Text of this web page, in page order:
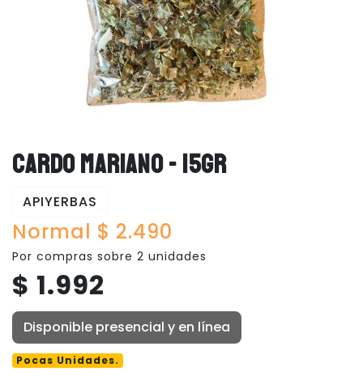
CARDO MARIANO - 15GR
APIYERBAS
Normal $ 2.490
Por compras sobre 2 unidades
$ 1.992
Disponible presencial y en línea
Pocas Unidades.